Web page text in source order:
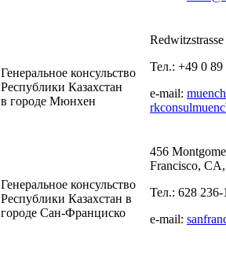
Генеральное консульство
Республики Казахстан
в городе Мюнхен
Тел.: +49 0
e-mail:
Генеральное консульство
Республики Казахстан в
городе Сан-Франциско
456
Francisco,
Тел.: 628
e-mail: